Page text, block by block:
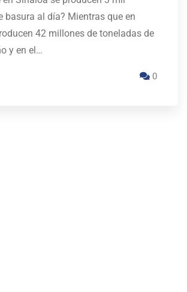
basura al día? Mientras que en
42 millones de toneladas de
y en el…
0